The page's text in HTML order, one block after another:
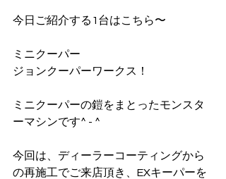
今日ご紹介する1台はこちら〜
ミニクーパー
ジョンクーパーワークス！
ミニクーパーの鎧をまとったモンスタ
ーマシンです^ - ^
今回は、ディーラーコーティングから
の再施工でご来店頂き、EXキーパーを